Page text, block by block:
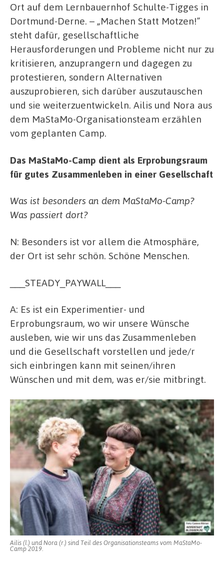
Ort auf dem Lernbauernhof Schulte-Tigges in
Dortmund-Derne. – „Machen Statt Motzen!”
steht dafür, gesellschaftliche
Herausforderungen und Probleme nicht nur zu
kritisieren, anzuprangern und dagegen zu
protestieren, sondern Alternativen
auszuprobieren, sich darüber auszutauschen
und sie weiterzuentwickeln. Ailis und Nora aus
dem MaStaMo-Organisationsteam erzählen
vom geplanten Camp.
Das MaStaMo-Camp dient als Erprobungsraum
für gutes Zusammenleben in einer Gesellschaft
Was ist besonders an dem MaStaMo-Camp?
Was passiert dort?
N: Besonders ist vor allem die Atmosphäre,
der Ort ist sehr schön. Schöne Menschen.
___STEADY_PAYWALL___
A: Es ist ein Experimentier- und
Erprobungsraum, wo wir unsere Wünsche
ausleben, wie wir uns das Zusammenleben
und die Gesellschaft vorstellen und jede/r
sich einbringen kann mit seinen/ihren
Wünschen und mit dem, was er/sie mitbringt.
Ailis (l.) und Nora (r.) sind Teil des Organisationsteams vom MaStaMo-
Camp 2019.